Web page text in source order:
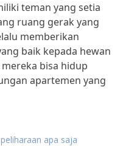
teman yang setia
ruang gerak yang
memberikan
baik kepada hewan
bisa hidup
apartemen yang
apa saja